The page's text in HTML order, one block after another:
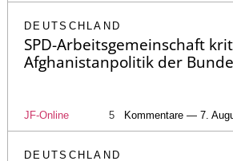
DEUTSCHLAND
SPD-Arbeitsgemeinschaft
Afghanistanpolitik der
JF-Online 5 Kommentare — 7.
DEUTSCHLAND